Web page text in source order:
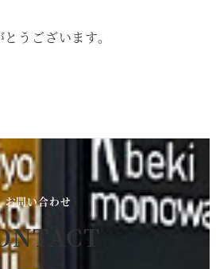
うございます。
お問い合わせ